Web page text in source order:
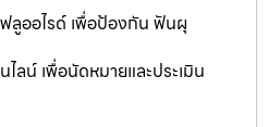
ลูออไรด์ เพื่อป้องกัน ฟันผุ
ลน์ เพื่อนัดหมายและประเมิน